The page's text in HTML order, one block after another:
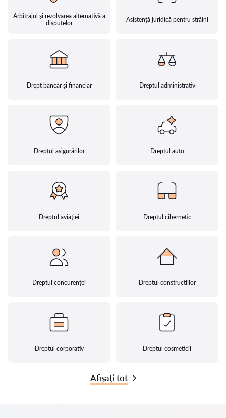
Arbitrajul și rezolvarea alternativă a
disputelor
Asistență juridică pentru străini
Drept bancar și financiar Dreptul administrativ
Dreptul asigurărilor Dreptul auto
Dreptul aviației Dreptul cibernetic
Dreptul concurenței Dreptul construcțiilor
Dreptul corporativ Dreptul cosmeticii
Afișați tot